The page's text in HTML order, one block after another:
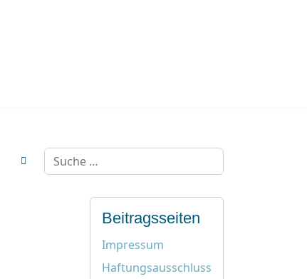
Suchen
Beitragsseiten
Impressum
Haftungsausschluss